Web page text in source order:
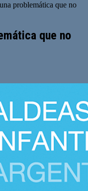
problemática que no
que no